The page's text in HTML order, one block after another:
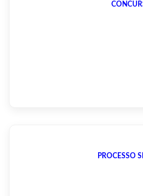
PROCESSO